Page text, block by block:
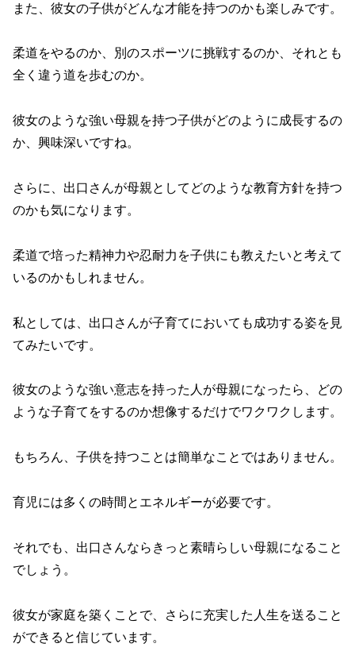
また、彼女の子供がどんな才能を持つのかも楽しみです。
柔道をやるのか、別のスポーツに挑戦するのか、それとも
全く違う道を歩むのか。
彼女のような強い母親を持つ子供がどのように成長するの
か、興味深いですね。
さらに、出口さんが母親としてどのような教育方針を持つ
のかも気になります。
柔道で培った精神力や忍耐力を子供にも教えたいと考えて
いるのかもしれません。
私としては、出口さんが子育てにおいても成功する姿を見
てみたいです。
彼女のような強い意志を持った人が母親になったら、どの
ような子育てをするのか想像するだけでワクワクします。
もちろん、子供を持つことは簡単なことではありません。
育児には多くの時間とエネルギーが必要です。
それでも、出口さんならきっと素晴らしい母親になること
でしょう。
彼女が家庭を築くことで、さらに充実した人生を送ること
ができると信じています。